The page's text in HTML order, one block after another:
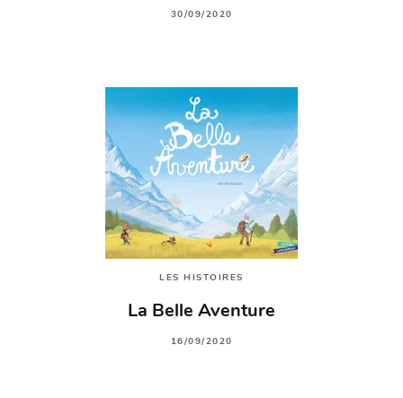
30/09/2020
LES HISTOIRES
La Belle Aventure
16/09/2020